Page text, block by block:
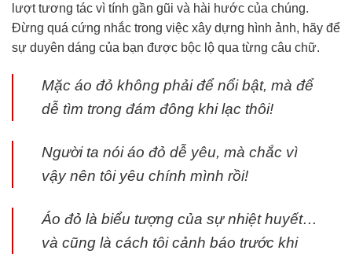
lượt tương tác vì tính gần gũi và hài hước của chúng.
Đừng quá cứng nhắc trong việc xây dựng hình ảnh, hãy để
sự duyên dáng của bạn được bộc lộ qua từng câu chữ.
Mặc áo đỏ không phải để nổi bật, mà để
dễ tìm trong đám đông khi lạc thôi!
Người ta nói áo đỏ dễ yêu, mà chắc vì
vậy nên tôi yêu chính mình rồi!
Áo đỏ là biểu tượng của sự nhiệt huyết…
và cũng là cách tôi cảnh báo trước khi